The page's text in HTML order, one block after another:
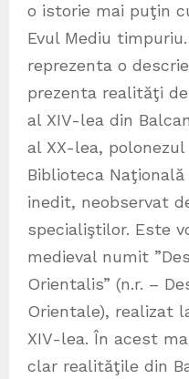
o istorie mai puţin
Evul Mediu
reprezenta o
prezenta realităţi
al XIV-lea din
al XX-lea,
Biblioteca
inedit, neobservat
specialiştilor. Este
medieval numit
Orientalis” (n.r. –
Orientale), realizat
XIV-lea. În acest
clar realităţile din